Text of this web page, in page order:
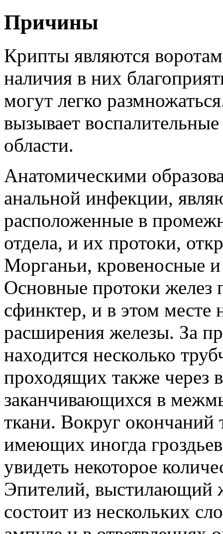
Причины
Крипты являются
наличия в них
могут легко
вызывает
области.
Анатомическими
анальной инфекции,
расположенные в
отдела, и их протоки,
Морганьи, кровеносные
Основные протоки желез
сфинктер, и в этом
расширения железы. За
находится несколько
проходящих также через
заканчивающихся в
ткани. Вокруг окончаний
имеющих иногда
увидеть некоторое
Эпителий, выстилающий
состоит из нескольких